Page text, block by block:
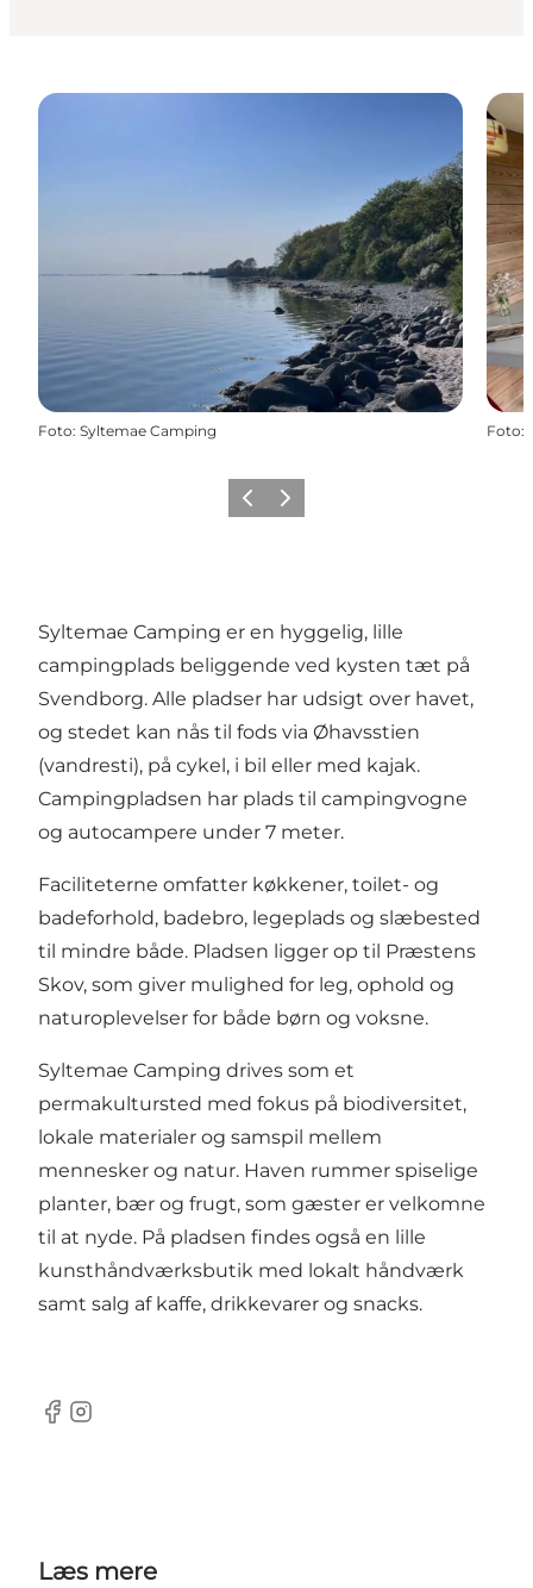
Foto: Syltemae Camping Foto:
Forrige billede
Næste billede
Syltemae Camping er en hyggelig, lille
campingplads beliggende ved kysten tæt på
Svendborg. Alle pladser har udsigt over havet,
og stedet kan nås til fods via Øhavsstien
(vandresti), på cykel, i bil eller med kajak.
Campingpladsen har plads til campingvogne
og autocampere under 7 meter.
Faciliteterne omfatter køkkener, toilet- og
badeforhold, badebro, legeplads og slæbested
til mindre både. Pladsen ligger op til Præstens
Skov, som giver mulighed for leg, ophold og
naturoplevelser for både børn og voksne.
Syltemae Camping drives som et
permakultursted med fokus på biodiversitet,
lokale materialer og samspil mellem
mennesker og natur. Haven rummer spiselige
planter, bær og frugt, som gæster er velkomne
til at nyde. På pladsen findes også en lille
kunsthåndværksbutik med lokalt håndværk
samt salg af kaffe, drikkevarer og snacks.
Facebook
Instagram
Læs mere